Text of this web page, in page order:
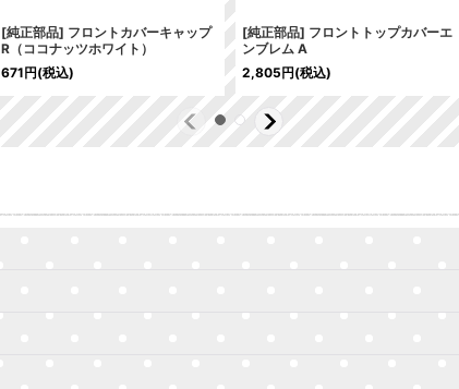
[純正部品] フロントカバーキャップ
R（ココナッツホワイト）
671円(税込)
[純正部品] フロントトップカバーエ
ンブレム A
2,805円(税込)